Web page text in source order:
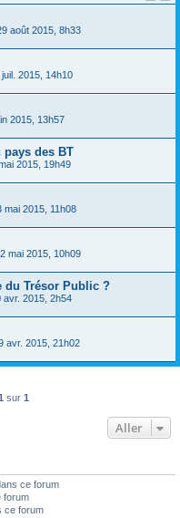
août 2015, 8h33
2015, 14h10
2015, 13h57
pays des BT
2015, 19h49
mai 2015, 11h08
mai 2015, 10h09
du Trésor Public ?
avr. 2015, 2h54
avr. 2015, 21h02
sur 1
Aller
ce forum
forum
ce forum